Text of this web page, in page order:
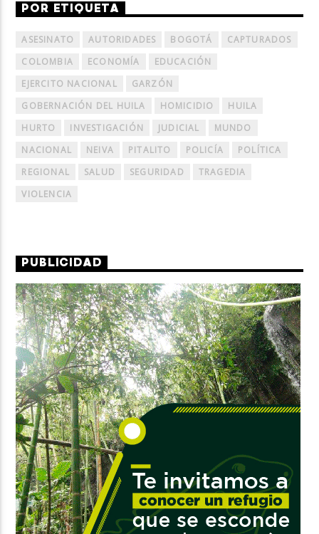
POR ETIQUETA
ASESINATO AUTORIDADES BOGOTÁ
CAPTURADOS
COLOMBIA
ECONOMÍA
EDUCACIÓN
EJERCITO NACIONAL
GARZÓN
GOBERNACIÓN DEL HUILA
HOMICIDIO
HUILA
HURTO
INVESTIGACIÓN JUDICIAL
MUNDO
NACIONAL
NEIVA PITALITO POLICÍA
POLÍTICA
REGIONAL
SALUD SEGURIDAD
TRAGEDIA
VIOLENCIA
PUBLICIDAD